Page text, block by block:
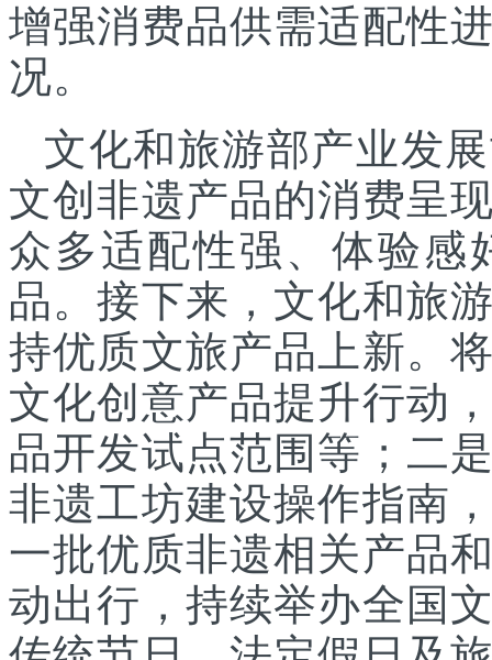
增强消费品供需适配性
况。
文化和旅游部产业发
文创非遗产品的消费呈
众多适配性强、体验感
品。接下来，文化和旅
持优质文旅产品上新。
文化创意产品提升行动
品开发试点范围等；二
非遗工坊建设操作指南
一批优质非遗相关产品
动出行，持续举办全国